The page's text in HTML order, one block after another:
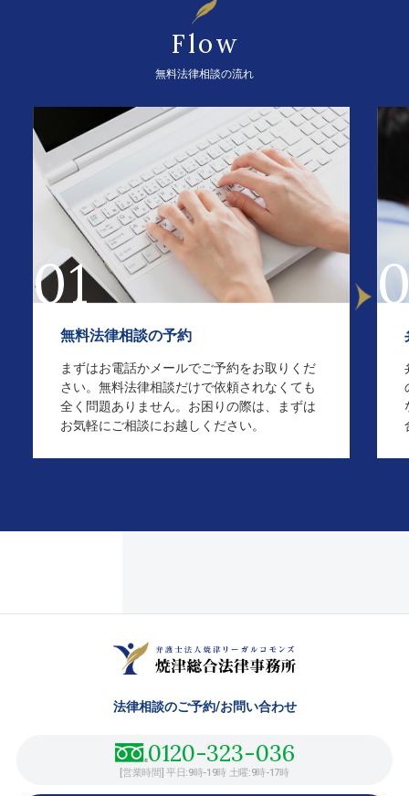
Flow
無料法律相談の流れ
01
無料法律相談の予約
まずはお電話かメールでご予約をお取りくだ
さい。無料法律相談だけで依頼されなくても
全く問題ありません。お困りの際は、まずは
お気軽にご相談にお越しください。
法律相談のご予約/お問い合わせ
0120-323-036
[営業時間] 平日:9時-19時 土曜:9時-17時